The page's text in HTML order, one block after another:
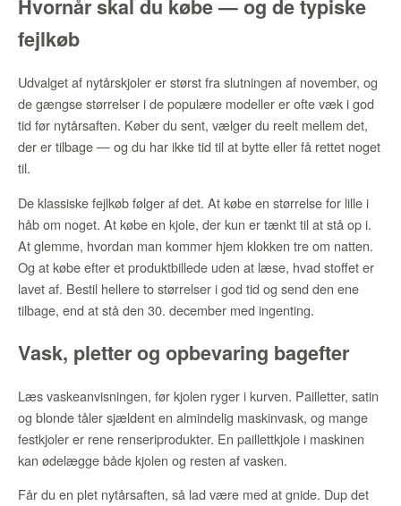
Hvornår skal du købe — og de typiske
fejlkøb
Udvalget af nytårskjoler er størst fra slutningen af november, og
de gængse størrelser i de populære modeller er ofte væk i god
tid før nytårsaften. Køber du sent, vælger du reelt mellem det,
der er tilbage — og du har ikke tid til at bytte eller få rettet noget
til.
De klassiske fejlkøb følger af det. At købe en størrelse for lille i
håb om noget. At købe en kjole, der kun er tænkt til at stå op i.
At glemme, hvordan man kommer hjem klokken tre om natten.
Og at købe efter et produktbillede uden at læse, hvad stoffet er
lavet af. Bestil hellere to størrelser i god tid og send den ene
tilbage, end at stå den 30. december med ingenting.
Vask, pletter og opbevaring bagefter
Læs vaskeanvisningen, før kjolen ryger i kurven. Pailletter, satin
og blonde tåler sjældent en almindelig maskinvask, og mange
festkjoler er rene renseriprodukter. En paillettkjole i maskinen
kan ødelægge både kjolen og resten af vasken.
Får du en plet nytårsaften, så lad være med at gnide. Dup det